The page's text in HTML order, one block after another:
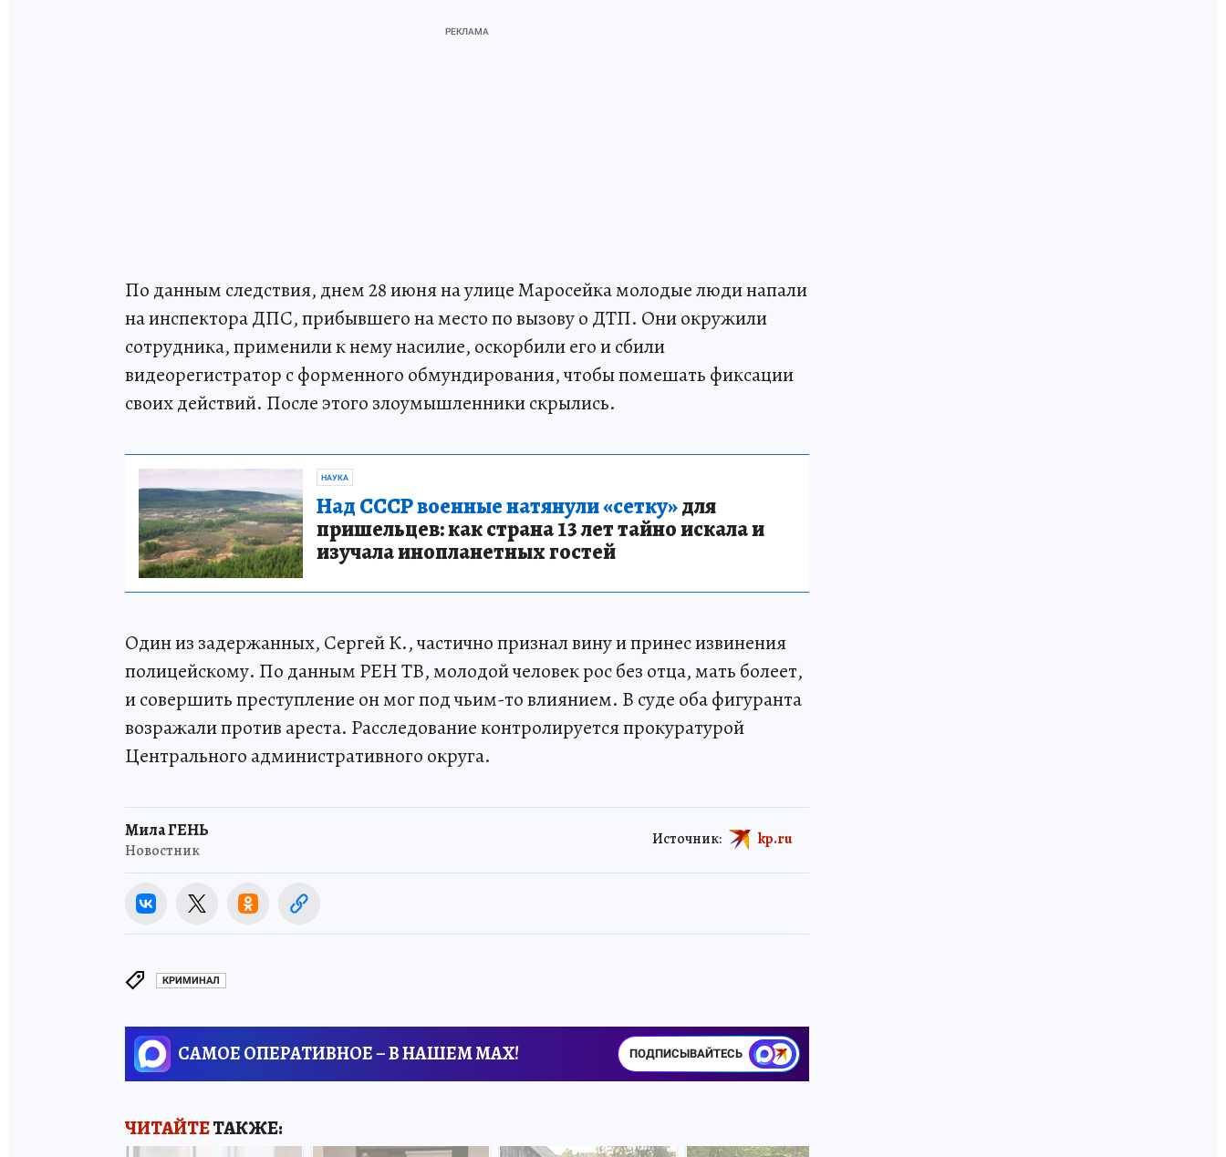
По данным следствия, днем 28 июня на улице Маросейка молодые люди напали
на инспектора ДПС, прибывшего на место по вызову о ДТП. Они окружили
сотрудника, применили к нему насилие, оскорбили его и сбили
видеорегистратор с форменного обмундирования, чтобы помешать фиксации
своих действий. После этого злоумышленники скрылись.
НАУКА
Над СССР военные натянули «сетку»для
пришельцев: как страна 13 лет тайно искала и
изучала инопланетных гостей
Один из задержанных, Сергей К., частично признал вину и принес извинения
полицейскому. По данным РЕН ТВ, молодой человек рос без отца, мать болеет,
и совершить преступление он мог под чьим-то влиянием. В суде оба фигуранта
возражали против ареста. Расследование контролируется прокуратурой
Центрального административного округа.
Мила ГЕНЬ
Новостник
Источник: kp.ru
КРИМИНАЛ
САМОЕ ОПЕРАТИВНОЕ – В НАШЕМ MAX! ПОДПИСЫВАЙТЕСЬ
ЧИТАЙТЕТАКЖЕ: